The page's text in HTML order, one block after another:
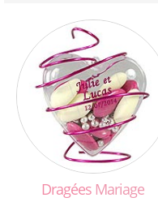
Dragées Mariage